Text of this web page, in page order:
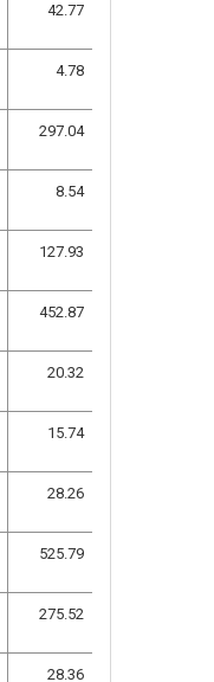
42.77
4.78
297.04
8.54
127.93
452.87
20.32
15.74
28.26
525.79
275.52
28.36